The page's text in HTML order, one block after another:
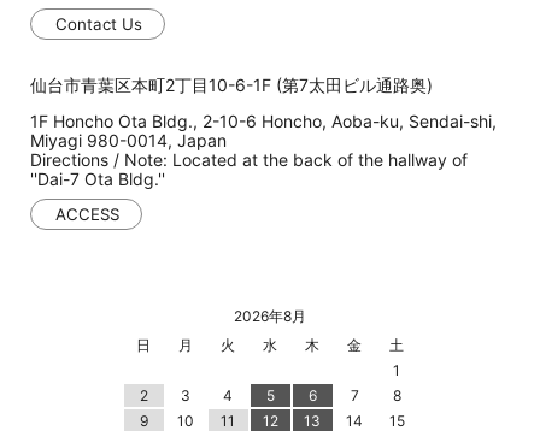
Contact Us
仙台市青葉区本町2丁目10-6-1F (第7太田ビル通路奥)
1F Honcho Ota Bldg., 2-10-6 Honcho, Aoba-ku, Sendai-shi,
Miyagi 980-0014, Japan
Directions / Note: Located at the back of the hallway of
''Dai-7 Ota Bldg.''
ACCESS
2026年8月
日
月 火 水 木 金
土
1
2
3 4 5 6 7
8
9
10 11 12 13 14
15